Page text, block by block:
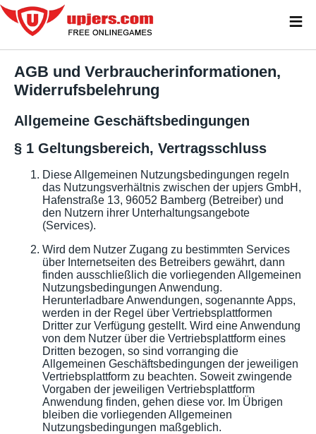
AGB und Verbraucherinformationen,
Widerrufsbelehrung
Allgemeine Geschäftsbedingungen
§ 1 Geltungsbereich, Vertragsschluss
Diese Allgemeinen Nutzungsbedingungen regeln
das Nutzungsverhältnis zwischen der upjers GmbH,
Hafenstraße 13, 96052 Bamberg (Betreiber) und
den Nutzern ihrer Unterhaltungsangebote
(Services).
Wird dem Nutzer Zugang zu bestimmten Services
über Internetseiten des Betreibers gewährt, dann
finden ausschließlich die vorliegenden Allgemeinen
Nutzungsbedingungen Anwendung.
Herunterladbare Anwendungen, sogenannte Apps,
werden in der Regel über Vertriebsplattformen
Dritter zur Verfügung gestellt. Wird eine Anwendung
von dem Nutzer über die Vertriebsplattform eines
Dritten bezogen, so sind vorranging die
Allgemeinen Geschäftsbedingungen der jeweiligen
Vertriebsplattform zu beachten. Soweit zwingende
Vorgaben der jeweiligen Vertriebsplattform
Anwendung finden, gehen diese vor. Im Übrigen
bleiben die vorliegenden Allgemeinen
Nutzungsbedingungen maßgeblich.
≡